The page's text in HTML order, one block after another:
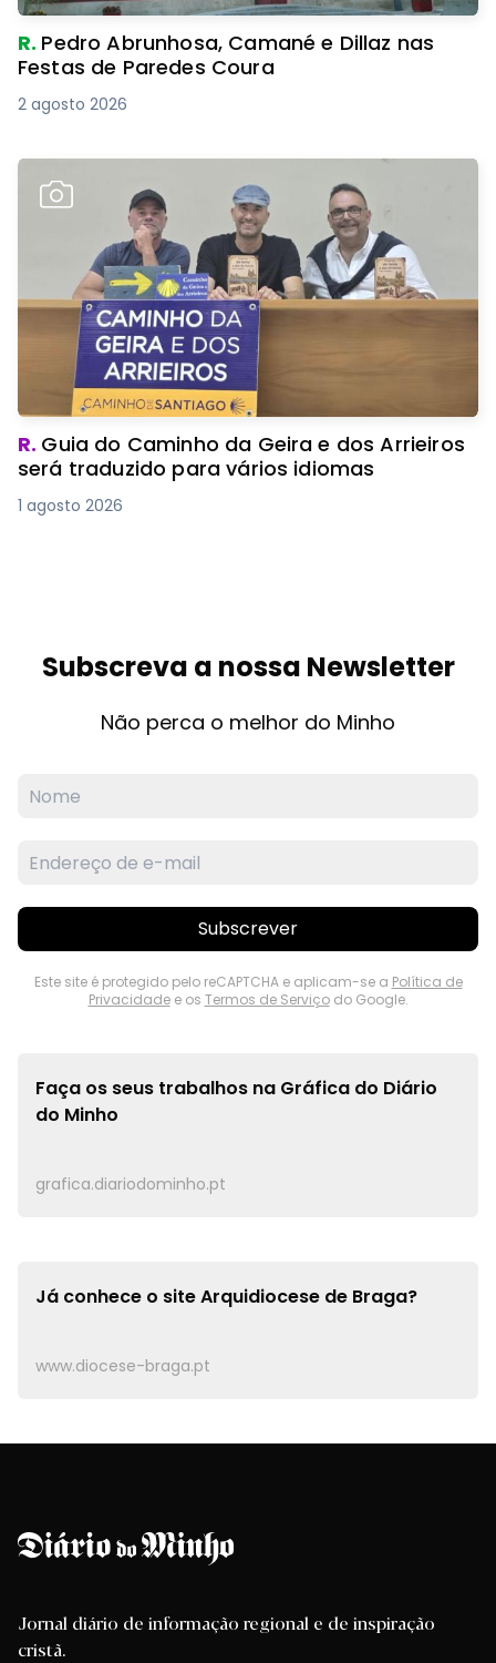
R. Pedro Abrunhosa, Camané e Dillaz nas
Festas de Paredes Coura
2 agosto 2026
R. Guia do Caminho da Geira e dos Arrieiros
será traduzido para vários idiomas
1 agosto 2026
Subscreva a nossa Newsletter
Não perca o melhor do Minho
Subscrever
Este site é protegido pelo reCAPTCHA e aplicam-se a Política de
Privacidadee os Termos de Serviçodo Google.
Faça os seus trabalhos na Gráfica do Diário
do Minho
grafica.diariodominho.pt
Já conhece o siteArquidiocese de Braga?
www.diocese-braga.pt
Jornal diário de informação regional e de inspiração
cristã.